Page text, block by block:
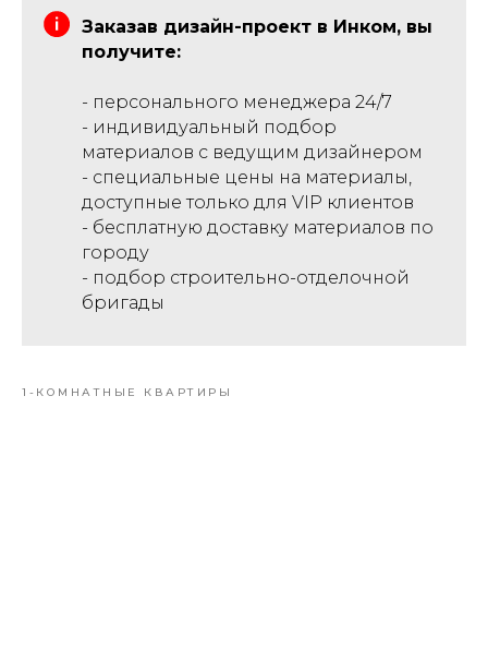
Заказав дизайн-проект в Инком, вы
получите:
- персонального менеджера 24/7
- индивидуальный подбор
материалов с ведущим дизайнером
- специальные цены на материалы,
доступные только для VIP клиентов
- бесплатную доставку материалов по
городу
- подбор строительно-отделочной
бригады
1-КОМНАТНЫЕ КВАРТИРЫ